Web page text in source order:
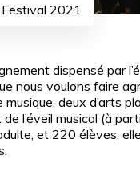
2021
dispensé par
nous voulons faire
deux d’arts
l’éveil musical (à
et 220 élèves,